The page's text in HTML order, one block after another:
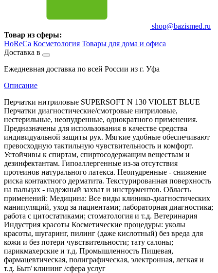
shop@bazismed.ru
Товар из сферы:
HoReCa Косметология Товары для дома и офиса
Доставка в
Ежедневная доставка по всей России из г. Уфа
Описание
Перчатки нитриловые SUPERSOFT N 130 VIOLET BLUE
Перчатки диагностические/смотровые нитриловые,
нестерильные, неопудренные, однократного применения.
Предназначены для использования в качестве средства
индивидуальной защиты рук. Мягкие удобные обеспечивают
превосходную тактильную чувствительность и комфорт.
Устойчивы к спиртам, спиртосодержащим веществам и
дезинфектантам. Гипоаллергенные из-за отсутствия
протеинов натурального латекса. Неопудренные - снижение
риска контактного дерматита. Текстурированная поверхность
на пальцах - надежный захват и инструментов. Область
применений: Медицина: Все виды клинико-диагностических
манипуляций, уход за пациентами; лабораторная диагностика;
работа с цитостатиками; стоматология и т.д. Ветеринария
Индустрия красоты Косметические процедуры: уколы
красоты, шугаринг, пилинг (даже кислотный) без вреда для
кожи и без потери чувствительности; тату салоны;
парикмахерские и т.д. Промышленность Пищевая,
фармацевтическая, полиграфическая, электронная, легкая и
т.д. Быт/ клининг /сфера услуг